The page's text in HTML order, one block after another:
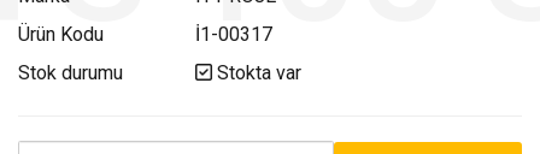
Ürün Kodu
İ1-00317
Stok durumu
Stokta var